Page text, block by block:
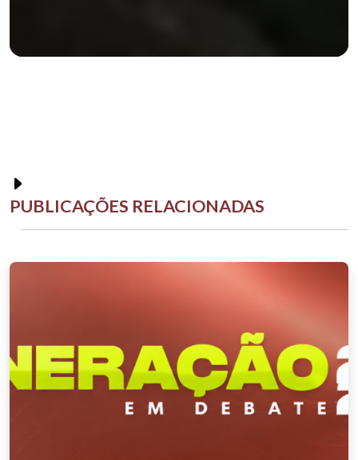
PUBLICAÇÕES RELACIONADAS